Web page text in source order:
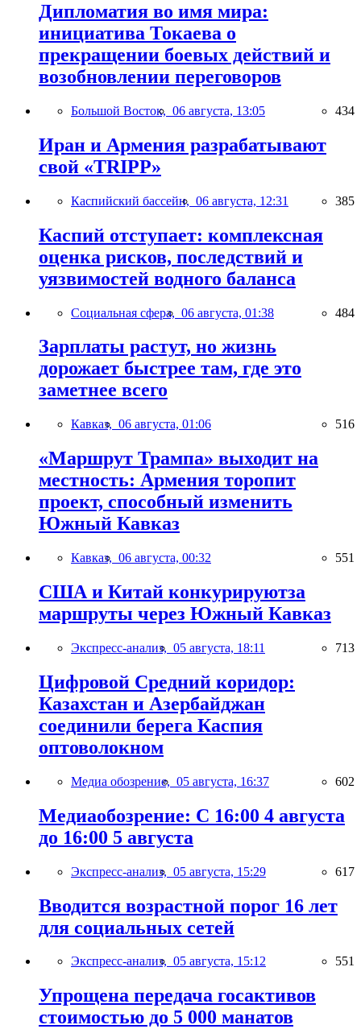
Дипломатия во имя мира:
инициатива Токаева о
прекращении боевых действий и
возобновлении переговоров
Большой Восток, 06 августа, 13:05 434
Иран и Армения разрабатывают
свой «TRIPP»
Каспийский бассейн, 06 августа, 12:31 385
Каспий отступает: комплексная
оценка рисков, последствий и
уязвимостей водного баланса
Социальная сфера, 06 августа, 01:38 484
Зарплаты растут, но жизнь
дорожает быстрее там, где это
заметнее всего
Кавказ, 06 августа, 01:06 516
«Маршрут Трампа» выходит на
местность: Армения торопит
проект, способный изменить
Южный Кавказ
Кавказ, 06 августа, 00:32 551
США и Китай конкурируютза
маршруты через Южный Кавказ
Экспресс-анализ, 05 августа, 18:11 713
Цифровой Средний коридор:
Казахстан и Азербайджан
соединили берега Каспия
оптоволокном
Медиа обозрение, 05 августа, 16:37 602
Медиаобозрение: С 16:00 4 августа
до 16:00 5 августа
Экспресс-анализ, 05 августа, 15:29 617
Вводится возрастной порог 16 лет
для социальных сетей
Экспресс-анализ, 05 августа, 15:12 551
Упрощена передача госактивов
стоимостью до 5 000 манатов